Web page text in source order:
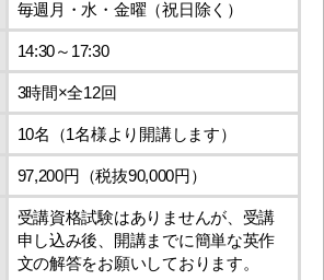
毎週月・水・金曜（祝日除く）
14:30～17:30
3時間×全12回
10名（1名様より開講します）
97,200円（税抜90,000円）
受講資格試験はありませんが、受講
申し込み後、開講までに簡単な英作
文の解答をお願いしております。